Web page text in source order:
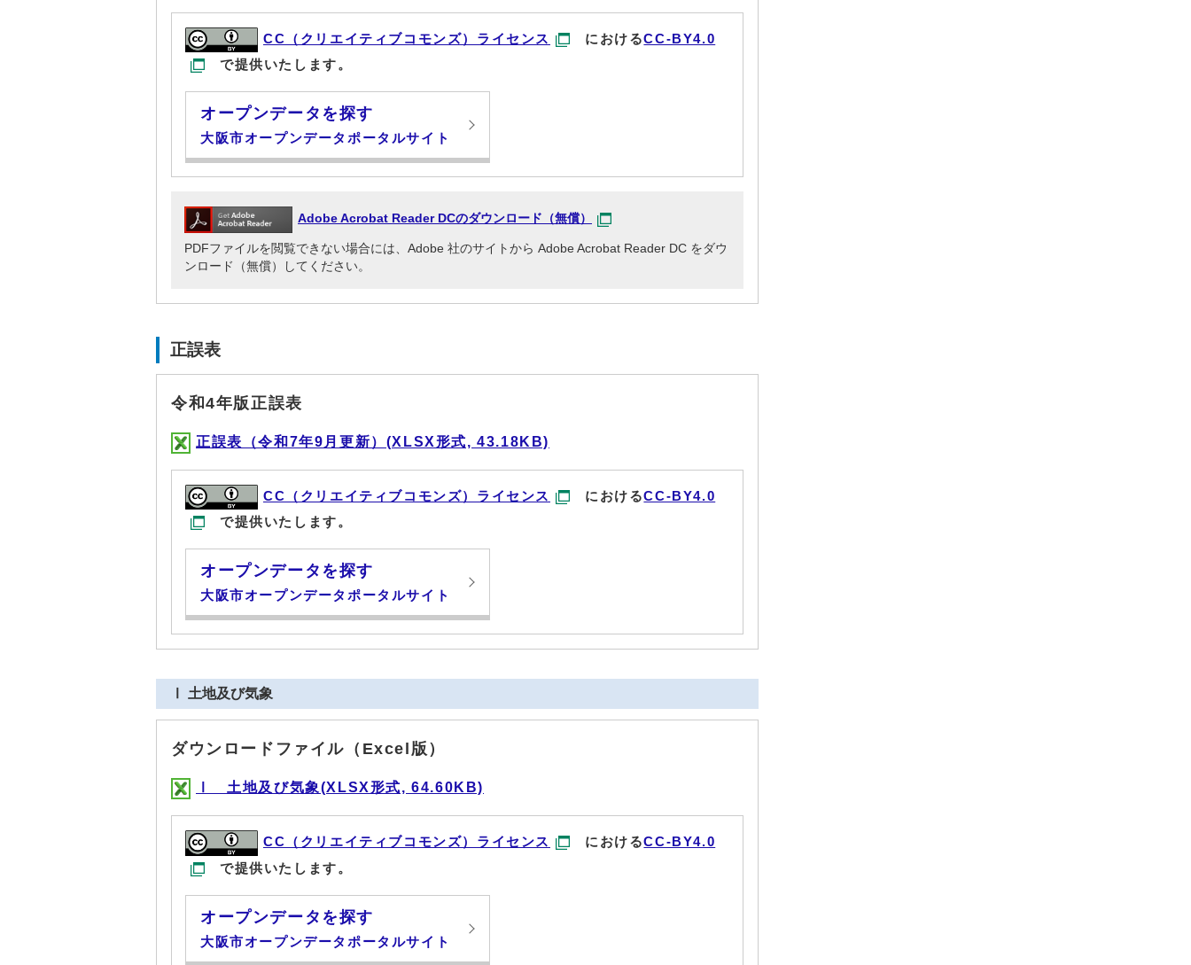
CC（クリエイティブコモンズ）ライセンス におけるCC-BY4.0
で提供いたします。
オープンデータを探す
大阪市オープンデータポータルサイト
Adobe Acrobat Reader DCのダウンロード（無償）
PDFファイルを閲覧できない場合には、Adobe 社のサイトから Adobe Acrobat Reader DC をダウ
ンロード（無償）してください。
正誤表
令和4年版正誤表
正誤表（令和7年9月更新）(XLSX形式, 43.18KB)
CC（クリエイティブコモンズ）ライセンス におけるCC-BY4.0
で提供いたします。
オープンデータを探す
大阪市オープンデータポータルサイト
Ⅰ 土地及び気象
ダウンロードファイル（Excel版）
Ⅰ 土地及び気象(XLSX形式, 64.60KB)
CC（クリエイティブコモンズ）ライセンス におけるCC-BY4.0
で提供いたします。
オープンデータを探す
大阪市オープンデータポータルサイト